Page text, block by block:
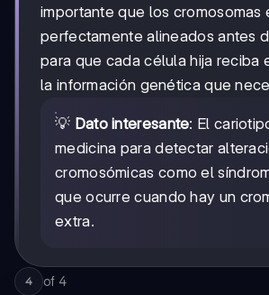
importante que los cromosomas
perfectamente alineados antes
para que cada célula hija reciba
la información genética que
💡 Dato interesante: El
medicina para detectar
cromosómicas como el
que ocurre cuando hay un
extra.
4 of 4